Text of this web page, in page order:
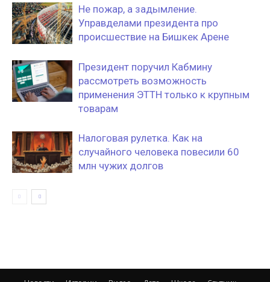
Не пожар, а задымление.
Управделами президента про
происшествие на Бишкек Арене
Президент поручил Кабмину
рассмотреть возможность
применения ЭТТН только к крупным
товарам
Налоговая рулетка. Как на
случайного человека повесили 60
млн чужих долгов